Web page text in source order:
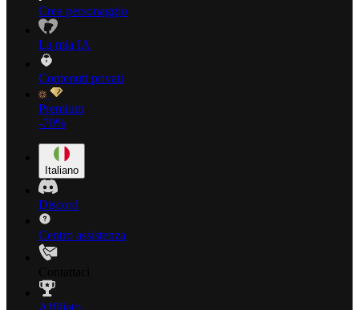
Crea personaggio
La mia IA
Contenuti privati
Premium
-70%
Italiano
Discord
Centro assistenza
Affiliato